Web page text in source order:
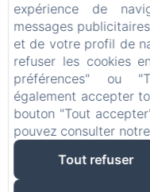
Les
expérience de
messages
et de votre profil de
refuser les cookies
préférences" ou
également accepter
bouton "Tout
pouvez consulter notre
Tout refuser